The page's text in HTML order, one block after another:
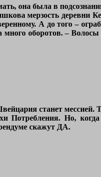
она была в
мерзость деревни
А до того –
много оборотов. –
станет мессией.
Потребления. Но, когда
скажут ДА.